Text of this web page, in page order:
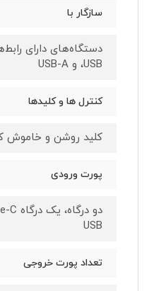
سازگار با
USB، و USB-A
کنترل‌ ها و کلید‌ها
کلید روشن و خاموش
پورت ورودی
USB
تعداد پورت خروجی